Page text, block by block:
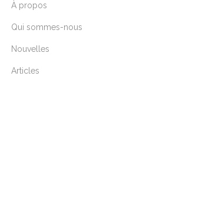
À propos
Qui sommes-nous
Nouvelles
Articles